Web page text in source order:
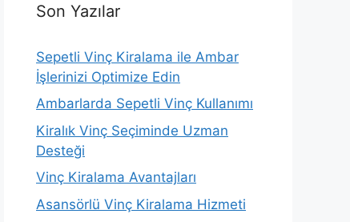
Son Yazılar
Sepetli Vinç Kiralama ile Ambar
İşlerinizi Optimize Edin
Ambarlarda Sepetli Vinç Kullanımı
Kiralık Vinç Seçiminde Uzman
Desteği
Vinç Kiralama Avantajları
Asansörlü Vinç Kiralama Hizmeti